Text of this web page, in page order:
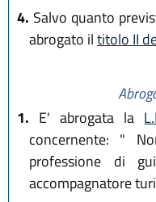
4. Salvo quanto
abrogato iltitolo II
1. E' abrogata la
concernente: "
professione di
accompagnatore